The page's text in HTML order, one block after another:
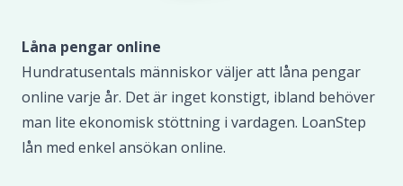
Låna pengar online
Hundratusentals människor väljer att låna pengar
online varje år. Det är inget konstigt, ibland behöver
man lite ekonomisk stöttning i vardagen. LoanStep
lån med enkel ansökan online.